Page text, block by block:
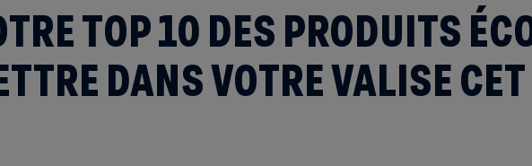
TOP 10 DES PRODUITS
DANS VOTRE VALISE CET